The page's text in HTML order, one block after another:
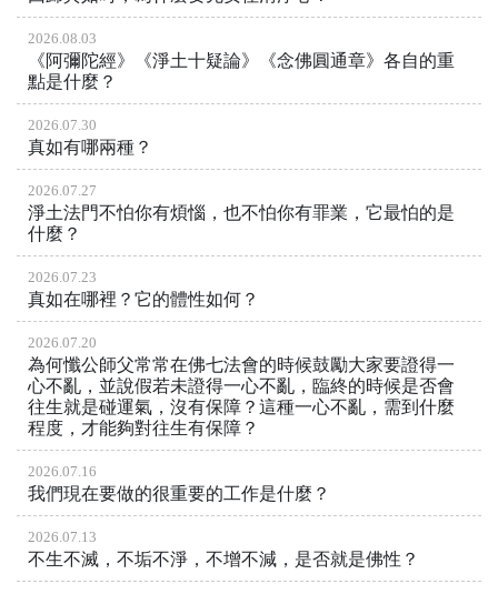
2026.08.03
《阿彌陀經》《淨土十疑論》《念佛圓通章》各自的重
點是什麼？
2026.07.30
真如有哪兩種？
2026.07.27
淨土法門不怕你有煩惱，也不怕你有罪業，它最怕的是
什麼？
2026.07.23
真如在哪裡？它的體性如何？
2026.07.20
為何懺公師父常常在佛七法會的時候鼓勵大家要證得一
心不亂，並說假若未證得一心不亂，臨終的時候是否會
往生就是碰運氣，沒有保障？這種一心不亂，需到什麼
程度，才能夠對往生有保障？
2026.07.16
我們現在要做的很重要的工作是什麼？
2026.07.13
不生不滅，不垢不淨，不增不減，是否就是佛性？